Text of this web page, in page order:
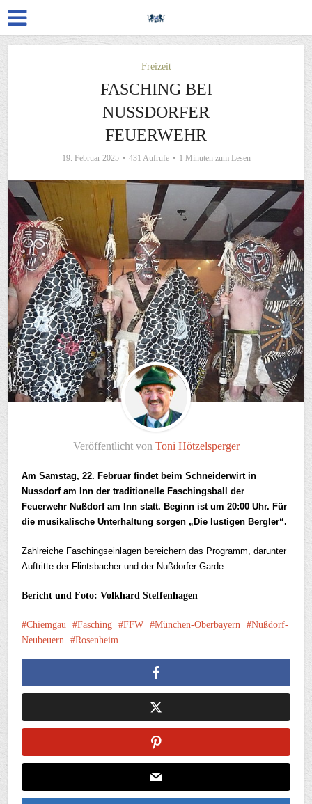
Freizeit
FASCHING BEI
NUSSDORFER
FEUERWEHR
19. Februar 2025 431 Aufrufe 1 Minuten zum Lesen
Veröffentlicht von Toni Hötzelsperger
Am Samstag, 22. Februar findet beim Schneiderwirt in
Nussdorf am Inn der traditionelle Faschingsball der
Feuerwehr Nußdorf am Inn statt. Beginn ist um 20:00 Uhr. Für
die musikalische Unterhaltung sorgen „Die lustigen Bergler“.
Zahlreiche Faschingseinlagen bereichern das Programm, darunter
Auftritte der Flintsbacher und der Nußdorfer Garde.
Bericht und Foto: Volkhard Steffenhagen
Chiemgau Fasching FFW München-Oberbayern
Nußdorf-
Neubeuern
Rosenheim